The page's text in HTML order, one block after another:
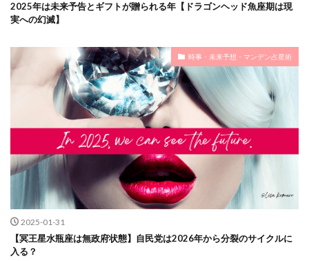
2025年は未来予告とギフトが贈られる年【ドラゴンヘッド魚座期は現
実への幻滅】
時事・未来予想・マンデン占星術
2025-01-31
【冥王星水瓶座は無政府状態】自民党は2026年から分裂のサイクルに
入る？